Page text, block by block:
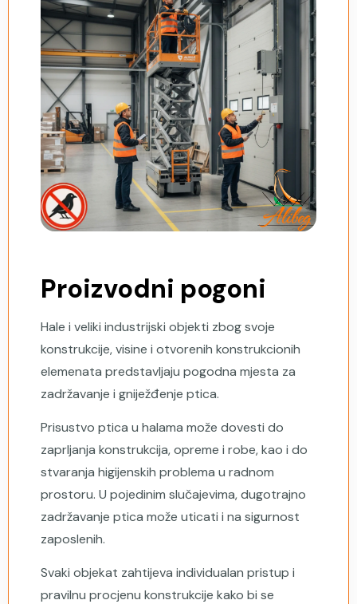
Proizvodni pogoni
Hale i veliki industrijski objekti zbog svoje
konstrukcije, visine i otvorenih konstrukcionih
elemenata predstavljaju pogodna mjesta za
zadržavanje i gniježđenje ptica.
Prisustvo ptica u halama može dovesti do
zaprljanja konstrukcija, opreme i robe, kao i do
stvaranja higijenskih problema u radnom
prostoru. U pojedinim slučajevima, dugotrajno
zadržavanje ptica može uticati i na sigurnost
zaposlenih.
Svaki objekat zahtijeva individualan pristup i
pravilnu procjenu konstrukcije kako bi se